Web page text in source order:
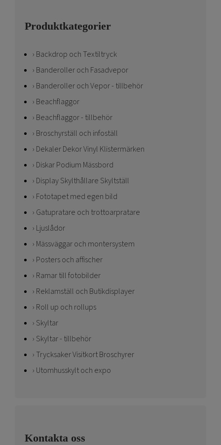
Produktkategorier
Backdrop och Textiltryck
Banderoller och Fasadvepor
Banderoller och Vepor - tillbehör
Beachflaggor
Beachflaggor - tillbehör
Broschyrställ och infoställ
Dekaler Dekor Vinyl Klistermärken
Diskar Podium Mässbord
Display Skylthållare Skyltställ
Fototapet med egen bild
Gatupratare och trottoarpratare
Ljuslådor
Mässväggar och montersystem
Posters och affischer
Ramar till fotobilder
Reklamställ och Butikdisplayer
Roll up och rollups
Skyltar
Skyltar - tillbehör
Trycksaker Visitkort Broschyrer
Utomhusskylt och expo
Kontakta oss